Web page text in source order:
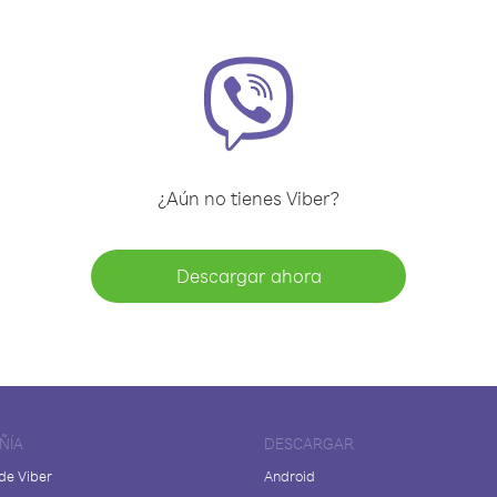
¿Aún no tienes Viber?
Descargar ahora
Viber
DESCARGAR
Android